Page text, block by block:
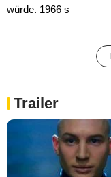
würde. 1966 s
Trailer